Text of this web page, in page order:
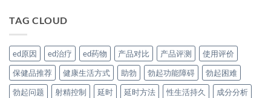
TAG CLOUD
ed原因 ed治疗 ed药物 产品对比 产品评测
使用评价
保健品推荐
健康生活方式 助勃 勃起功能障碍
勃起困难
勃起问题
射精控制 延时 延时方法 性生活持久
成分分析